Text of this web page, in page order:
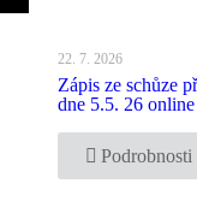
22. 7. 2026
Zápis ze schůze
dne 5.5. 26 online
Podrobnosti